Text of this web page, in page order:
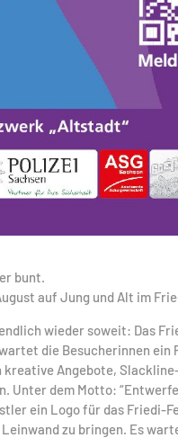
bunt.
auf Jung und Alt im
wieder soweit: Das
die Besucherinnen
Angebote,
Unter dem Motto:
ein Logo für das Friedi-
zu bringen. Es